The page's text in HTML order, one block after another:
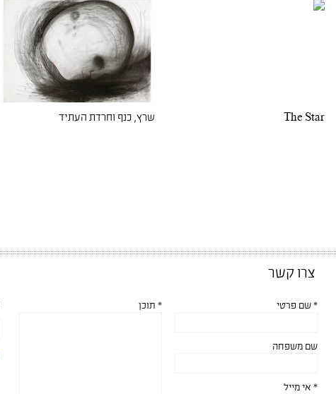
The Star שרץ, כנף וחרדת העתיד
צרו קשר
* שם פרטי
שם משפחה
* אי מייל
* תוכן